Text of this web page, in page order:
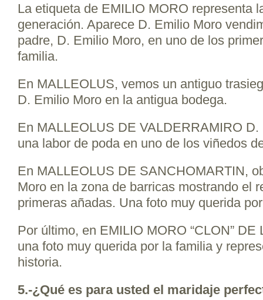
La etiqueta de EMILIO MORO representa
generación. Aparece D. Emilio Moro
padre, D. Emilio Moro, en uno de los
familia.
En MALLEOLUS, vemos un antiguo
D. Emilio Moro en la antigua bodega.
En MALLEOLUS DE VALDERRAMIRO
una labor de poda en uno de los viñedos
En MALLEOLUS DE SANCHOMARTIN,
Moro en la zona de barricas mostrando el
primeras añadas. Una foto muy querida
Por último, en EMILIO MORO “CLON” DE
una foto muy querida por la familia y
historia.
5.-¿Qué es para usted el maridaje